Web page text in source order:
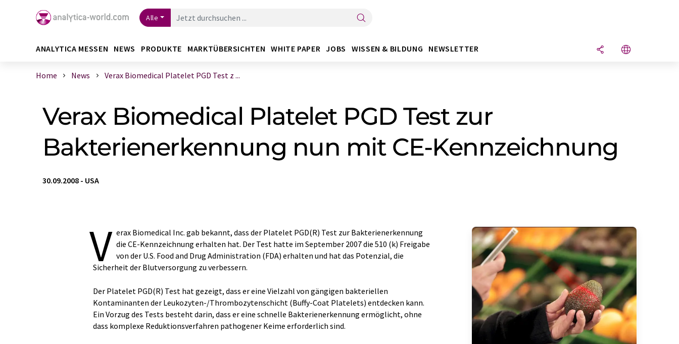
Alle
ANALYTICA MESSEN NEWS PRODUKTE MARKTÜBERSICHTEN WHITE PAPER JOBS WISSEN & BILDUNG NEWSLETTER
Home News Verax Biomedical Platelet PGD Test z ...
Verax Biomedical Platelet PGD Test zur
Bakterienerkennung nun mit CE-Kennzeichnung
30.09.2008 - USA
V erax Biomedical Inc. gab bekannt, dass der Platelet PGD(R) Test zur Bakterienerkennung
die CE-Kennzeichnung erhalten hat. Der Test hatte im September 2007 die 510 (k) Freigabe
von der U.S. Food and Drug Administration (FDA) erhalten und hat das Potenzial, die
Sicherheit der Blutversorgung zu verbessern.
Der Platelet PGD(R) Test hat gezeigt, dass er eine Vielzahl von gängigen bakteriellen
Kontaminanten der Leukozyten-/Thrombozytenschicht (Buffy-Coat Platelets) entdecken kann.
Ein Vorzug des Tests besteht darin, dass er eine schnelle Bakterienerkennung ermöglicht, ohne
dass komplexe Reduktionsverfahren pathogener Keime erforderlich sind.